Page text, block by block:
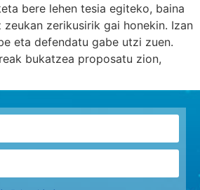
bere lehen tesia egiteko, baina
zeukan zerikusirik gai honekin. Izan
eta defendatu gabe utzi zuen.
bukatzea proposatu zion,